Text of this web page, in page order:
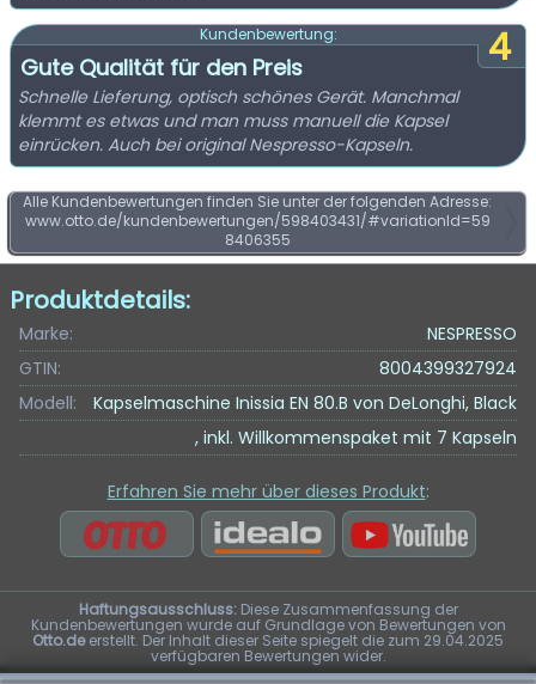
4
Kundenbewertung:
Gute Qualität für den Preis
Schnelle Lieferung, optisch schönes Gerät. Manchmal
klemmt es etwas und man muss manuell die Kapsel
einrücken. Auch bei original Nespresso-Kapseln.
Alle Kundenbewertungen finden Sie unter der folgenden Adresse:
www.otto.de/kundenbewertungen/598403431/#variationId=59
8406355
Produktdetails:
Marke:
NESPRESSO
GTIN:
8004399327924
Modell:
Kapselmaschine Inissia EN 80.B von DeLonghi, Black
, inkl. Willkommenspaket mit 7 Kapseln
Erfahren Sie mehr über dieses Produkt:
Haftungsausschluss:Diese Zusammenfassung der
Kundenbewertungen wurde auf Grundlage von Bewertungen von
Otto.deerstellt. Der Inhalt dieser Seite spiegelt die zum 29.04.2025
verfügbaren Bewertungen wider.